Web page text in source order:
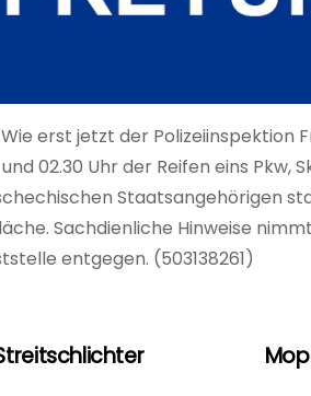
Wie erst jetzt der Polizeiinspektion
02.30 Uhr der Reifen eins
Staatsangehörigen
Sachdienliche Hinweise
entgegen. (503138261)